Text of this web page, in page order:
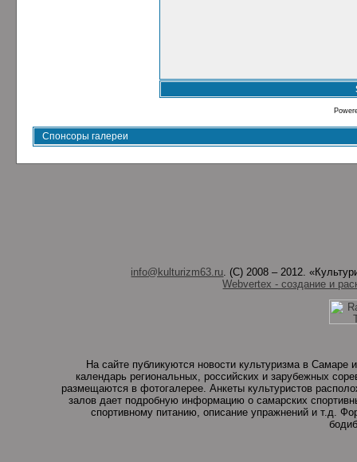
Webvertex - создание и
календарь региональных, российских и зарубежных
размещаются в фотогалерее. Анкеты культуристов
залов дает подробную информацию о самарских
спортивному питанию, описание упражнений и т.д.